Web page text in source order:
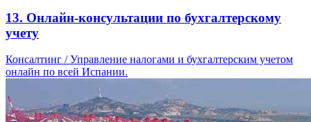
13. Онлайн-консультации по бухгалтерскому
учету
Консалтинг / Управление налогами и бухгалтерским учетом
онлайн по всей Испании.